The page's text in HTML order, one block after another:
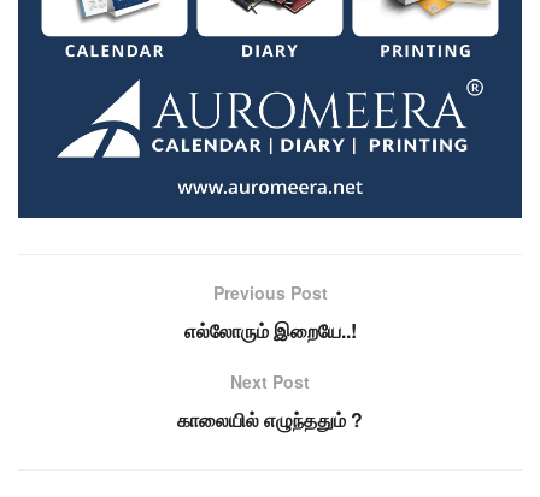
Previous Post
எல்லோரும் இறையே..!
Next Post
காலையில் எழுந்ததும் ?